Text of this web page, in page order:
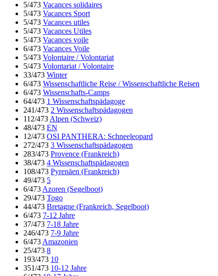
5/473 Vacances solidaires
5/473 Vacances Sport
5/473 Vacances utiles
5/473 Vacances Utiles
5/473 Vacances voile
6/473 Vacances Voile
5/473 Volontaire / Volontariat
5/473 Volontariat / Volontaire
33/473 Winter
6/473 Wissenschaftliche Reise / Wissenschaftliche Reisen
6/473 Wissenschafts-Camps
64/473 1 Wissenschaftspädagoge
241/473 2 Wissenschaftspädagogen
112/473 Alpen (Schweiz)
48/473 EN
12/473 OSI PANTHERA: Schneeleopard
272/473 3 Wissenschaftspädagogen
283/473 Provence (Frankreich)
38/473 4 Wissenschaftspädagogen
108/473 Pyrenäen (Frankreich)
49/473 5
6/473 Azoren (Segelboot)
29/473 Togo
44/473 Bretagne (Frankreich, Segelboot)
6/473 7-12 Jahre
37/473 7-18 Jahre
246/473 7-9 Jahre
6/473 Amazonien
25/473 8
193/473 10
351/473 10-12 Jahre